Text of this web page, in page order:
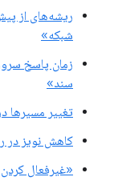
ریشه‌های از
شبکه»
زمان پاسخ
سند»
تغییر
کاهش نویز در
«غیرفعال